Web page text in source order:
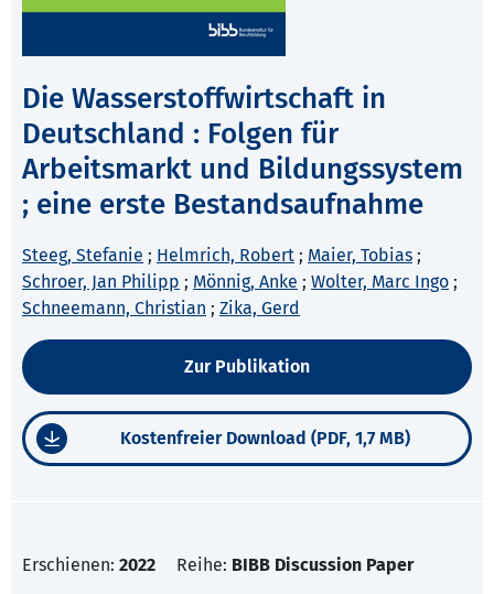
Die Wasserstoffwirtschaft in
Deutschland : Folgen für
Arbeitsmarkt und Bildungssystem
; eine erste Bestandsaufnahme
Steeg, Stefanie ; Helmrich, Robert ; Maier, Tobias ;
Schroer, Jan Philipp ; Mönnig, Anke ; Wolter, Marc Ingo ;
Schneemann, Christian ; Zika, Gerd
Zur Publikation
Kostenfreier Download (PDF, 1,7 MB)
Erschienen: 2022 Reihe: BIBB Discussion Paper